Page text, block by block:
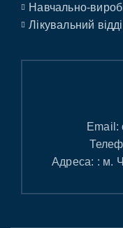
Навчально-
Лікувальний
Email:
Адреса: : м.